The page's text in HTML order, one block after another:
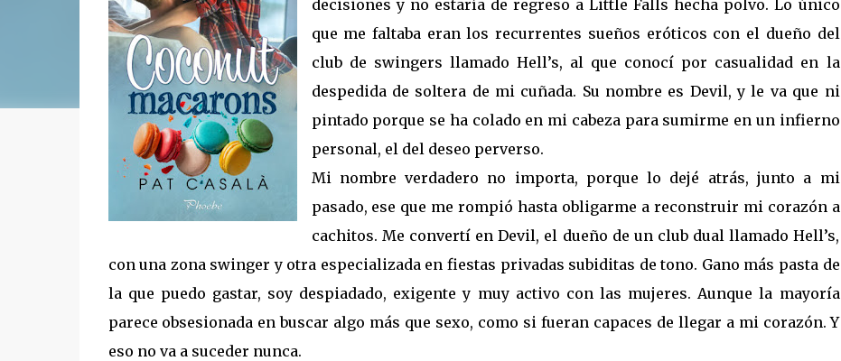
decisiones y no estaría de regreso a Little Falls hecha polvo. Lo único
que me faltaba eran los recurrentes sueños eróticos con el dueño del
club de swingers llamado Hell’s, al que conocí por casualidad en la
despedida de soltera de mi cuñada. Su nombre es Devil, y le va que ni
pintado porque se ha colado en mi cabeza para sumirme en un infierno
personal, el del deseo perverso.
Mi nombre verdadero no importa, porque lo dejé atrás, junto a mi
pasado, ese que me rompió hasta obligarme a reconstruir mi corazón a
cachitos. Me convertí en Devil, el dueño de un club dual llamado Hell’s,
con una zona swinger y otra especializada en fiestas privadas subiditas de tono. Gano más pasta de
la que puedo gastar, soy despiadado, exigente y muy activo con las mujeres. Aunque la mayoría
parece obsesionada en buscar algo más que sexo, como si fueran capaces de llegar a mi corazón. Y
eso no va a suceder nunca.